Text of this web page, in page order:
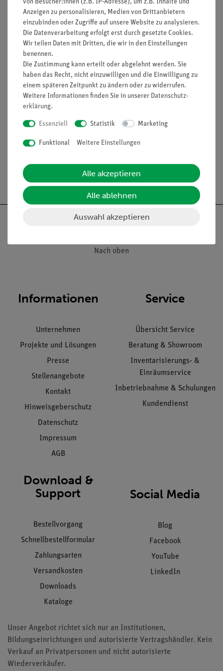
Video.
Lernziele
Wurfparabel
Bewegung mit konstanter Beschleunigung
Ballistik
Lieferumfang
Versandkostenfrei ab 300,- €
Nach oben
Informationen
Unternehmen
Projekte und Lösungen
Presse
Stellenangebote
Kontakt
Hinweisgeberschutz
Datenschutz
Impressum
AGB
Service
Übersicht Service
Beratung & Showroom
Inventarisierungs- &
Einräumservice
Inbetriebnahme & Schulungen
Kundendienst
Download &
Support
Bestellvorgang
Schnellbestellformular
Zahlungsarten
Versandkosten
Downloads
Kataloge
Social Media
Blog
Facebook
YouTube
LinkedIn
Unser Angebot richtet sich nur an Institutionen,
Bildungseinrichtungen und autorisierte Vertragshändler. Kein
Verkauf an Privatpersonen und nicht autorisierte
Wiederverkäufer.
Anzeigen zu personalisieren, Medien von Drittanbietern
einzubinden oder Zugriffe auf unsere Website zu analysieren.
Die Datenverarbeitung erfolgt erst durch gesetzte Cookies.
Wir teilen Daten mit Dritten, die wir in den Einstellungen
benennen.
Die Zustimmung kann erteilt oder abgelehnt werden. Sie
haben das Recht, nicht einzuwilligen und die Einwilligung zu
einem späteren Zeitpunkt zu ändern oder zu widerrufen.
Weitere Informationen finden Sie in unserer Daten­schutz­
erklärung.
Essenziell Statistik Marketing
Funktional Weitere Einstellungen
Alle akzeptieren
Alle ablehnen
Auswahl akzeptieren